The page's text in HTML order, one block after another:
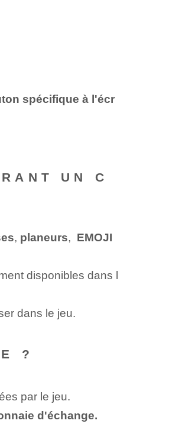
spécifique à l'écr
UN C
, planeurs, ‍ EMOJI
disponibles dans l
dans le jeu.
?
par le jeu.
d'échange.